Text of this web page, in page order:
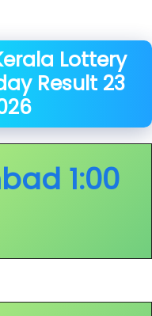
Lottery
Result 23
1:00